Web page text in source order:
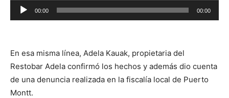
Reproductor
de
00:00 00:00
En esa misma línea, Adela Kauak, propietaria del
Restobar Adela confirmó los hechos y además dio cuenta
de una denuncia realizada en la fiscalía local de Puerto
Montt.